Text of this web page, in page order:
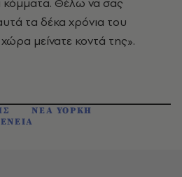
τα δέκα χρόνια του
μείνατε κοντά της».
ΝΕΑ ΥΟΡΚΗ